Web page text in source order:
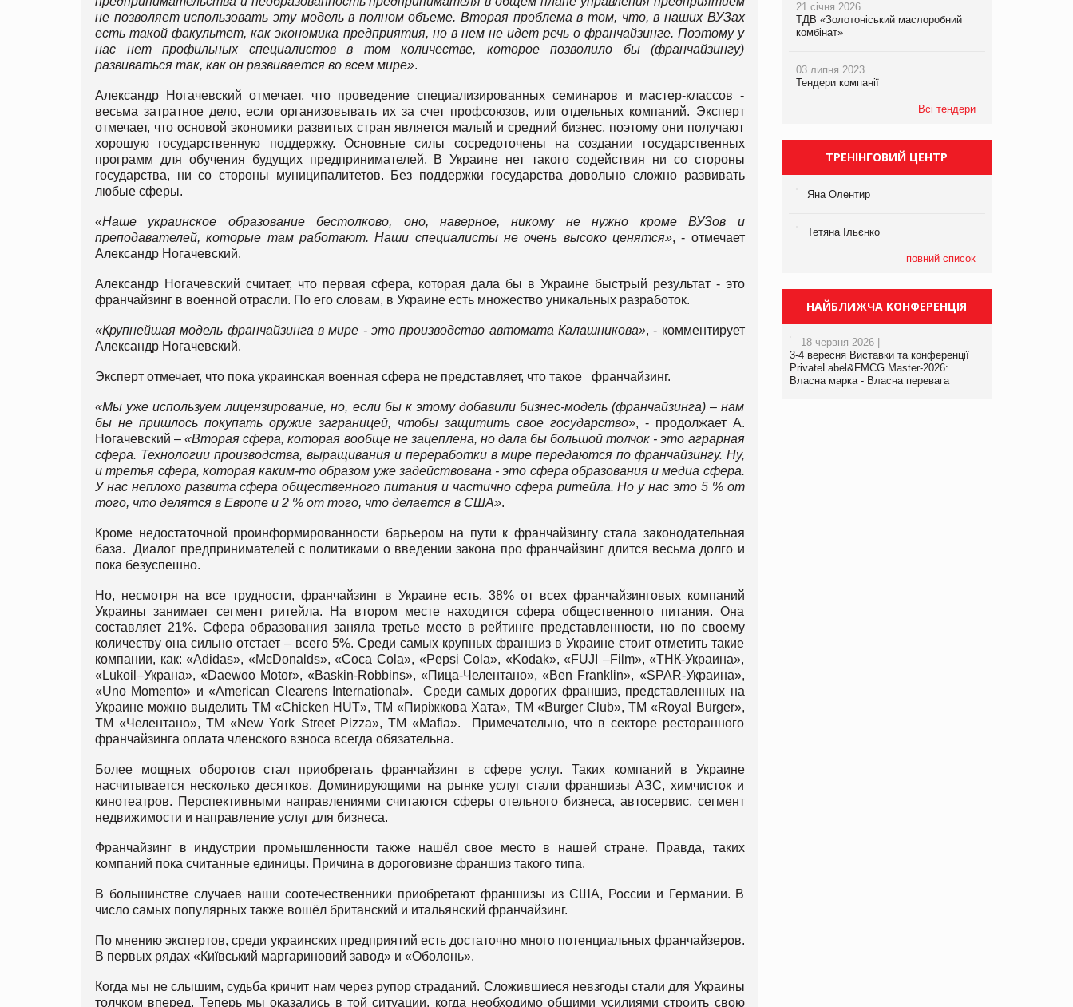
не позволяет использовать эту модель в полном объеме. Вторая проблема в том, что, в нашихВУЗах
есть такой факультет, как экономика предприятия, но в нем не идет речь о франчайзинге. Поэтому у
нас нет профильных специалистов в том количестве, которое позволило бы (франчайзингу)
развиваться так, как он развивается во всем мире».
Александр Ногачевский отмечает, что проведение специализированных семинаров и мастер-классов -
весьма затратное дело, если организовывать их за счет профсоюзов, или отдельных компаний. Эксперт
отмечает, что основой экономики развитых стран является малый и средний бизнес, поэтому они получают
хорошую государственную поддержку. Основные силы сосредоточены на создании государственных
программ для обучения будущих предпринимателей. В Украине нет такого содействия ни со стороны
государства, ни со стороны муниципалитетов. Без поддержки государства довольно сложно развивать
любые сферы.
«Наше украинское образование бестолково, оно, наверное, никому не нужно кроме ВУЗов и
преподавателей, которые там работают. Наши специалисты не очень высоко ценятся», - отмечает
Александр Ногачевский.
Александр Ногачевский считает, что первая сфера, которая дала бы в Украине быстрый результат - это
франчайзинг в военной отрасли. По его словам, в Украине есть множество уникальных разработок.
«Крупнейшая модель франчайзинга в мире - это производство автомата Калашникова», - комментирует
Александр Ногачевский.
Эксперт отмечает, что пока украинская военная сфера не представляет, что такое франчайзинг.
«Мы уже используем лицензирование, но, если бы к этому добавили бизнес-модель (франчайзинга) – нам
бы не пришлось покупать оружие заграницей, чтобы защитить свое государство», - продолжает А.
Ногачевский –«Вторая сфера, которая вообще не зацеплена, но дала бы большой толчок - это аграрная
сфера. Технологии производства, выращивания и переработки в мире передаются по франчайзингу. Ну,
и третья сфера, которая каким-то образом уже задействована - это сфера образования и медиа сфера.
У нас неплохо развита сфера общественного питания и частично сфера ритейла. Но у нас это 5 % от
того, что делятся в Европе и 2 % от того, что делается в США».
Кроме недостаточной проинформированности барьером на пути к франчайзингу стала законодательная
база. Диалог предпринимателей с политиками о введении закона про франчайзинг длится весьма долго и
пока безуспешно.
Но, несмотря на все трудности, франчайзинг в Украине есть. 38% от всех франчайзинговых компаний
Украины занимает сегмент ритейла. На втором месте находится сфера общественного питания. Она
составляет 21%. Сфера образования заняла третье место в рейтинге представленности, но по своему
количеству она сильно отстает – всего 5%. Среди самых крупных франшиз в Украине стоит отметить такие
компании, как: «Adidas», «McDonalds», «Coca Cola», «Pepsi Cola», «Kodak», «FUJI –Film», «ТНК-Украина»,
«Lukoil–Украна», «Daewoo Motor», «Baskin-Robbins», «Пица-Челентано», «Ben Franklin», «SPAR-Украина»,
«Uno Momento» и «American Clearens International». Среди самых дорогих франшиз, представленных на
Украине можно выделить ТМ «Chicken HUT», ТМ «Пиріжкова Хата», ТМ «Burger Club», ТМ «Royal Burger»,
ТМ «Челентано», ТМ «New York Street Pizza», ТМ «Mafia». Примечательно, что в секторе ресторанного
франчайзинга оплата членского взноса всегда обязательна.
Более мощных оборотов стал приобретать франчайзинг в сфере услуг. Таких компаний в Украине
насчитывается несколько десятков. Доминирующими на рынке услуг стали франшизы АЗС, химчисток и
кинотеатров. Перспективными направлениями считаются сферы отельного бизнеса, автосервис, сегмент
недвижимости и направление услуг для бизнеса.
Франчайзинг в индустрии промышленности также нашёл свое место в нашей стране. Правда, таких
компаний пока считанные единицы. Причина в дороговизне франшиз такого типа.
В большинстве случаев наши соотечественники приобретают франшизы из США, России и Германии. В
число самых популярных также вошёл британский и итальянский франчайзинг.
По мнению экспертов, среди украинских предприятий есть достаточно много потенциальных франчайзеров.
В первых рядах «Київський маргариновий завод» и «Оболонь».
Когда мы не слышим, судьба кричит нам через рупор страданий. Сложившиеся невзгоды стали для Украины
толчком вперед. Теперь мы оказались в той ситуации, когда необходимо общими усилиями строить свою
21 січня 2026
ТДВ «Золотоніський маслоробний
комбінат»
03 липня 2023
Тендери компанії
Всі тендери
ТРЕНІНГОВИЙ ЦЕНТР
Яна Олентир
Тетяна Ільєнко
повний список
НАЙБЛИЖЧА КОНФЕРЕНЦІЯ
18 червня 2026 |
3-4 вересня Виставки та конференції
PrivateLabel&FMCG Master-2026:
Власна марка - Власна перевага